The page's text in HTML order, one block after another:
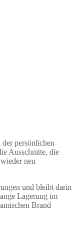
persönlichen
Ausschnitte, die
neu
und bleibt darin
Lagerung im
Brand